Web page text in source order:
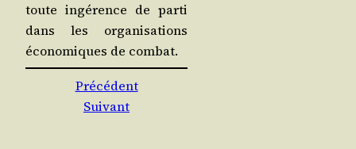
toute ingé­rence de par­ti
dans les orga­ni­sa­tions
éco­no­miques de combat.
Précédent
Suivant